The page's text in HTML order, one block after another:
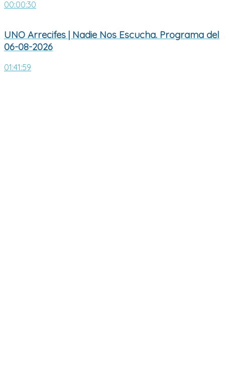
00:00:30
UNO Arrecifes | Nadie Nos Escucha. Programa del
06-08-2026
01:41:59